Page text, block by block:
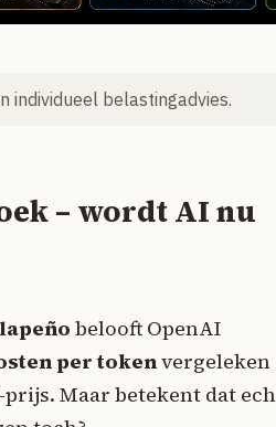
individueel belastingadvies.
– wordt AI nu
belooft OpenAI
per tokenvergeleken
Maar betekent dat